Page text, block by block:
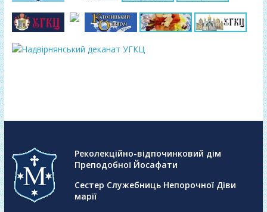
Реколекційно-відпочинковий дім
Преподобної Йосафати
Сестер Служебниць Непорочної Діви
марії